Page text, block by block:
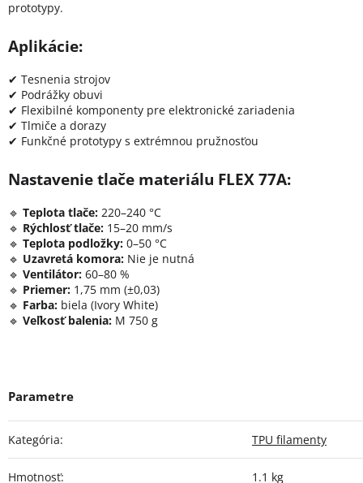
prototypy.
Aplikácie:
✔ Tesnenia strojov
✔ Podrážky obuvi
✔ Flexibilné komponenty pre elektronické zariadenia
✔ Tlmiče a dorazy
✔ Funkčné prototypy s extrémnou pružnosťou
Nastavenie tlače materiálu FLEX 77A:
🔹 Teplota tlače: 220–240 °C
🔹 Rýchlosť tlače: 15–20 mm/s
🔹 Teplota podložky: 0–50 °C
🔹 Uzavretá komora: Nie je nutná
🔹 Ventilátor: 60–80 %
🔹 Priemer: 1,75 mm (±0,03)
🔹 Farba: biela (Ivory White)
🔹 Veľkosť balenia: M 750 g
Kategória: TPU filamenty
Hmotnosť: 1.1 kg